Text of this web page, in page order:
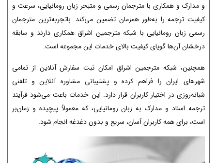
و مدارک و همکاری با مترجمان رسمی و متبحر زبان رومانیایی، سرعت و
کیفیت ترجمه را به‌طور همزمان تضمین می‌کند. باتجربه‌ترین مترجمان
رسمی زبان رومانیایی با شبکه مترجمین اشراق همکاری دارند و سابقه
درخشان آن‌ها گویای کیفیت بالای خدمات این مجموعه است.
همچنین، شبکه مترجمین اشراق امکان ثبت سفارش آنلاین از تمامی
شهرهای ایران را فراهم کرده و پشتیبانی مشاوره آنلاین و تلفنی
شبانه‌روزی در اختیار کاربران قرار دارد. این خدمات باعث می‌شود فرآیند
ترجمه اسناد و مدارک به زبان رومانیایی، که معمولاً پیچیده و زمان‌بر
است، برای همه کاربران آسان، سریع و بدون دغدغه انجام شود.